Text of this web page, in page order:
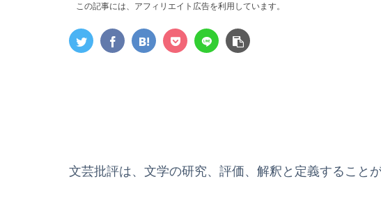
この記事には、アフィリエイト広告を利用しています。
文芸批評は、文学の研究、評価、解釈と定義することが